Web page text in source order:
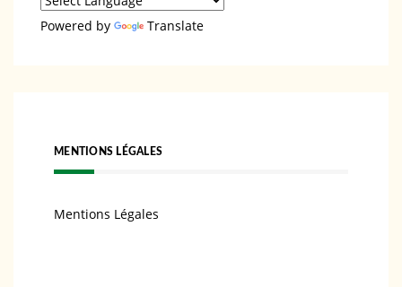
Powered by Translate
MENTIONS LÉGALES
Mentions Légales